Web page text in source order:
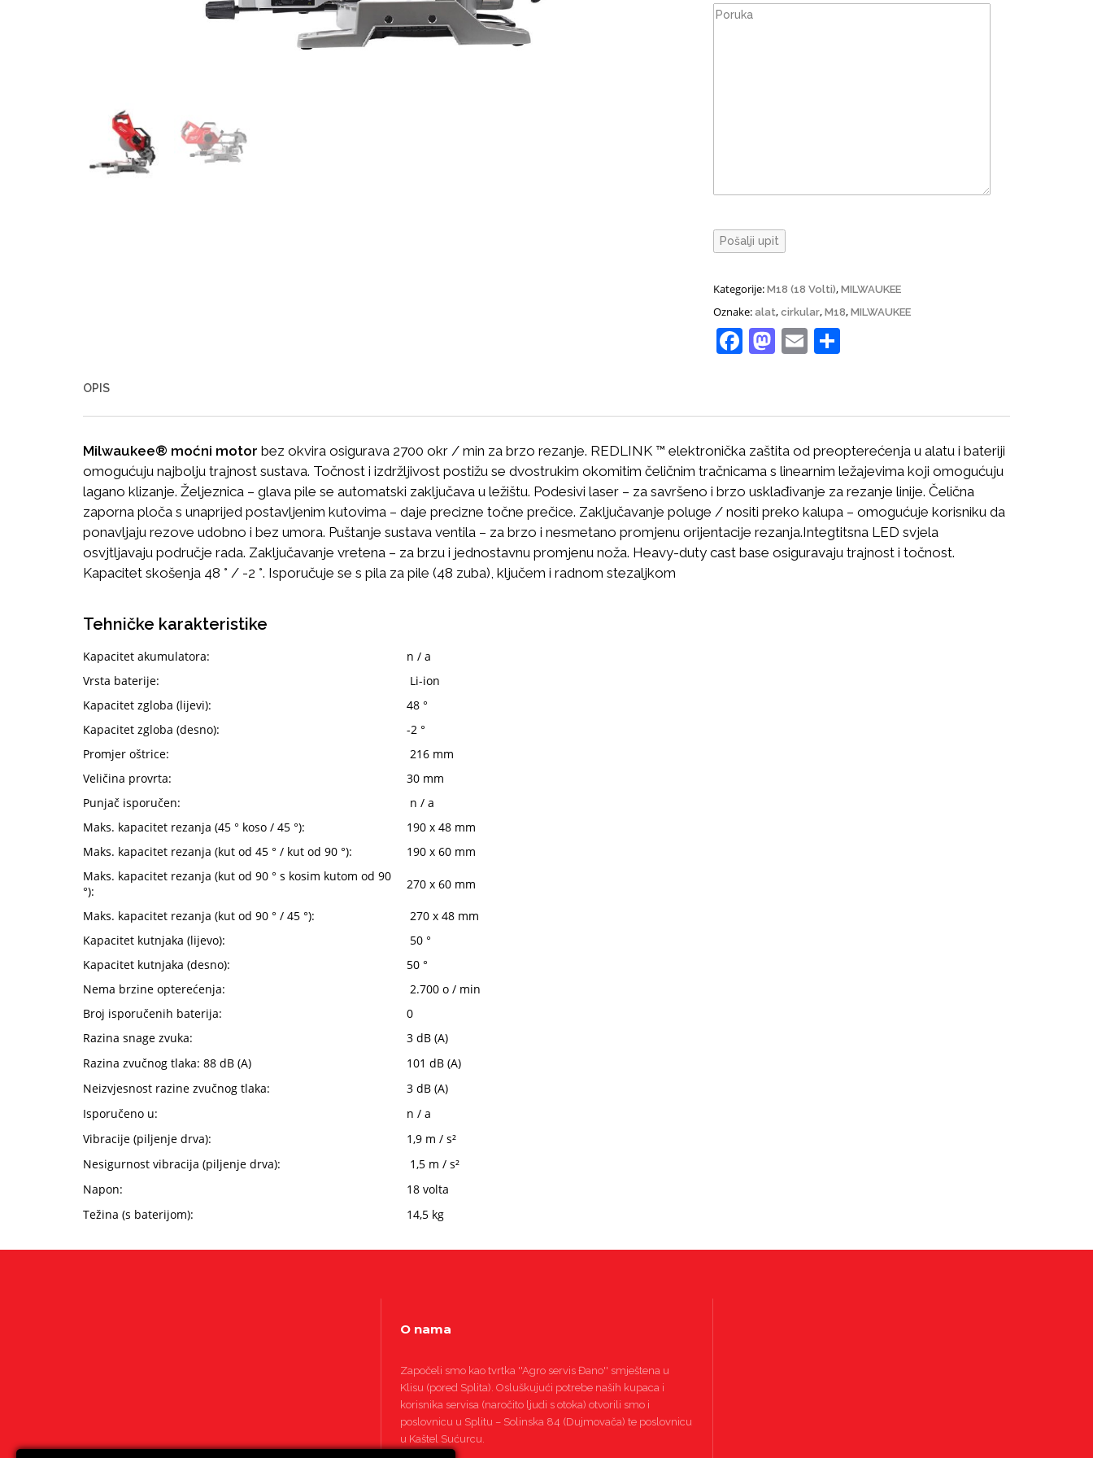
Kategorije:M18 (18 Volti),MILWAUKEE
Oznake:alat,cirkular,M18,MILWAUKEE
Facebook
Mastodon
Email
OPIS
Milwaukee® moćni motor bez okvira osigurava 2700 okr / min za brzo rezanje. REDLINK ™ elektronička zaštita od preopterećenja u alatu i bateriji
omogućuju najbolju trajnost sustava. Točnost i izdržljivost postižu se dvostrukim okomitim čeličnim tračnicama s linearnim ležajevima koji omogućuju
lagano klizanje. Željeznica – glava pile se automatski zaključava u ležištu. Podesivi laser – za savršeno i brzo usklađivanje za rezanje linije. Čelična
zaporna ploča s unaprijed postavljenim kutovima – daje precizne točne prečice. Zaključavanje poluge / nositi preko kalupa – omogućuje korisniku da
ponavljaju rezove udobno i bez umora. Puštanje sustava ventila – za brzo i nesmetano promjenu orijentacije rezanja.Integtitsna LED svjela
osvjtljavaju područje rada. Zaključavanje vretena – za brzu i jednostavnu promjenu noža. Heavy-duty cast base osiguravaju trajnost i točnost.
Kapacitet skošenja 48 ° / -2 °. Isporučuje se s pila za pile (48 zuba), ključem i radnom stezaljkom
Tehničke karakteristike
Kapacitet akumulatora:
n / a
Vrsta baterije:
Li-ion
Kapacitet zgloba (lijevi):
48 °
Kapacitet zgloba (desno):
-2 °
Promjer oštrice:
216 mm
Veličina provrta:
30 mm
Punjač isporučen:
n / a
Maks. kapacitet rezanja (45 ° koso / 45 °):
190 x 48 mm
Maks. kapacitet rezanja (kut od 45 ° / kut od 90 °):
190 x 60 mm
Maks. kapacitet rezanja (kut od 90 ° s kosim kutom od 90
°):
270 x 60 mm
Maks. kapacitet rezanja (kut od 90 ° / 45 °):
270 x 48 mm
Kapacitet kutnjaka (lijevo):
50 °
Kapacitet kutnjaka (desno):
50 °
Nema brzine opterećenja:
2.700 o / min
Broj isporučenih baterija:
0
Razina snage zvuka:
3 dB (A)
Razina zvučnog tlaka: 88 dB (A)
101 dB (A)
Neizvjesnost razine zvučnog tlaka:
3 dB (A)
Isporučeno u:
n / a
Vibracije (piljenje drva):
1,9 m / s²
Nesigurnost vibracija (piljenje drva):
1,5 m / s²
Napon:
18 volta
Težina (s baterijom):
14,5 kg
O nama
Započeli smo kao tvrtka ''Agro servis Đano'' smještena u
Klisu (pored Splita). Osluškujući potrebe naših kupaca i
korisnika servisa (naročito ljudi s otoka) otvorili smo i
poslovnicu u Splitu – Solinska 84 (Dujmovača) te poslovnicu
u Kaštel Sućurcu.